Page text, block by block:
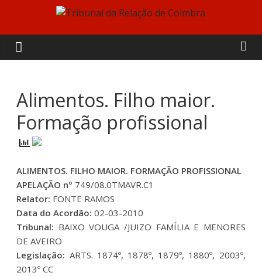
content
Tribunal
da
Relação
de
Coimbra
Alimentos. Filho maior.
Formação profissional
ALIMENTOS. FILHO MAIOR. FORMAÇÃO PROFISSIONAL
APELAÇÃO nº 749/08.0TMAVR.C1
Relator: FONTE RAMOS
Data do Acordão: 02-03-2010
Tribunal: BAIXO VOUGA /JUIZO FAMÍLIA E MENORES
DE AVEIRO
Legislação: ARTS. 1874º, 1878º, 1879º, 1880º, 2003º,
2013º CC